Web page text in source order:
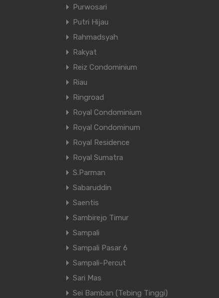
Lokasi Properti Status Properti
Apartemen di Podomoro
Rp110.000.000 per tahun
Purwosari
Putri Hijau
Rahmadsyah
Rakyat
Reiz Condominium
Riau
Ringroad
Royal Condominium
Royal Condominum
Royal Residence
Royal Sumatra
S.Parman
Sabaruddin
Saentis
Sambirejo Timur
Sampali
Sampali Pasar 6
Sampali-Percut
Sari Mas
Sei Bamban (Tebing Tinggi)